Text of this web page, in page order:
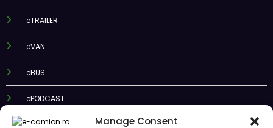
Manage Consent
eTRAILER
eVAN
eBUS
ePODCAST